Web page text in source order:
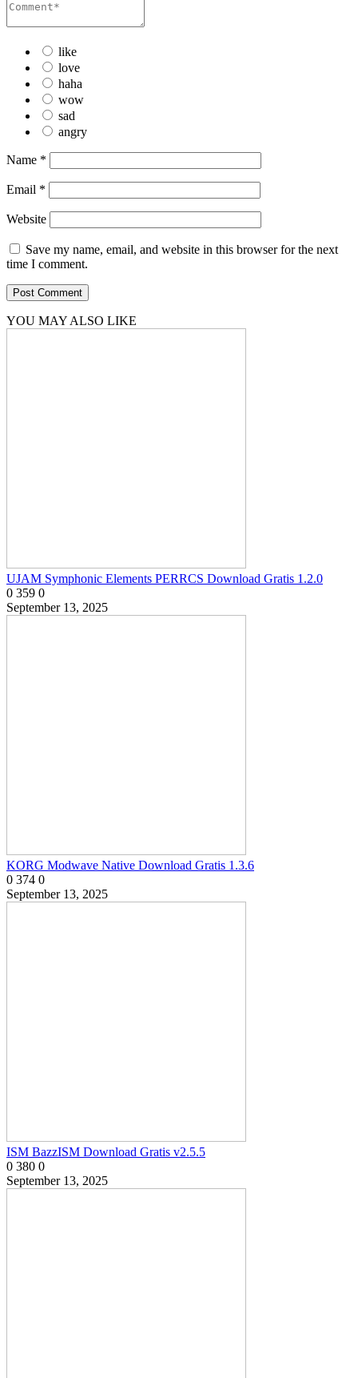
like
love
haha
wow
sad
angry
Name *
Email *
Website
Save my name, email, and website in this browser for the next
time I comment.
YOU MAY ALSO LIKE
UJAM Symphonic Elements PERRCS Download Gratis 1.2.0
0 359 0
September 13, 2025
KORG Modwave Native Download Gratis 1.3.6
0 374 0
September 13, 2025
ISM BazzISM Download Gratis v2.5.5
0 380 0
September 13, 2025